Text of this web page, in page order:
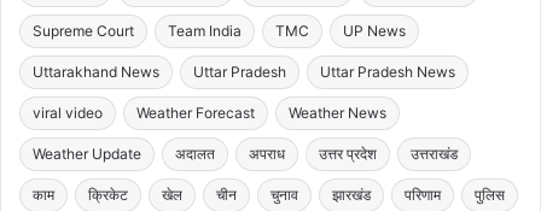
Supreme Court Team India TMC UP News
Uttarakhand News Uttar Pradesh Uttar Pradesh News
viral video Weather Forecast Weather News
Weather Update अदालत अपराध उत्तर प्रदेश उत्तराखंड
काम क्रिकेट खेल चीन चुनाव झारखंड परिणाम पुलिस